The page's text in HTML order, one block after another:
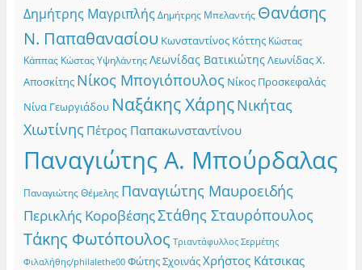
Δημήτρης Μαγριπλής Δημήτρης Μπελαντής Θανάσης
Ν. Παπαθανασίου Κωνσταντίνος Κόττης Κώστας
Κάππας Κώστας Υψηλάντης Λεωνίδας ΒατικιώτηςΛεωνίδας Χ.
Αποσκίτης Νίκος Μπογιόπουλος Νίκος Προσκεφαλάς
Νίνα Γεωργιάδου Ναξάκης ΧάρηςΝικήτας
Χιωτίνης Πέτρος Παπακωνσταντίνου
Παναγιώτης Α. Μπούρδαλας
Παναγιώτης Θέμελης Παναγιώτης Μαυροειδής
Περικλής ΚοροβέσηςΣτάθης Σταυρόπουλος
Τάκης Φωτόπουλος Τριαντάφυλλος Σερμέτης
Φιλαλήθης/philalethe00 Φώτης ΣχοινάςΧρήστος Κάτσικας